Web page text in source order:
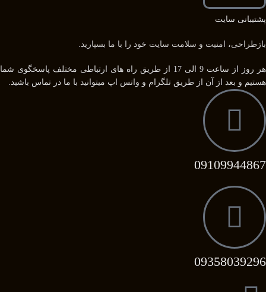
پشتیبانی سایت
بازطراحی، امنیت و سلامت سایت خود را با ما بسپارید.
هر روز از ساعت 9 الی 17 از طریق راه های ارتباطی مختلف پاسخگوی شما
هستیم و بعد از آن از طریق تلگرام و واتس اپ میتوانید با ما در تماس باشید.
09109944867
09358039296